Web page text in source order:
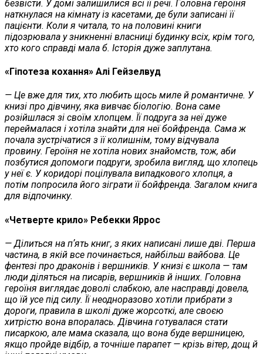
безвісти. У домі залишилися всі її речі. Головна героїня
наткнулася на кімнату із касетами, де були записані її
пацієнти. Коли я читала, то на половині книги
підозрювала у зникненні власниці будинку всіх, крім того,
хто кого справді мала б. Історія дуже заплутана.
«Гіпотеза кохання» Алі Гейзелвуд
— Це вже для тих, хто любить щось миле й романтичне. У
книзі про дівчину, яка вивчає біологію. Вона саме
розійшлася зі своїм хлопцем. Її подруга за неї дуже
переймалася і хотіла знайти для неї бойфренда. Сама ж
почала зустрічатися з її колишнім, тому відчувала
провину. Героїня не хотіла нових знайомств, тож, аби
позбутися допомоги подруги, зробила вигляд, що хлопець
у неї є. У коридорі поцілувала випадкового хлопця, а
потім попросила його зіграти її бойфренда. Загалом книга
для відпочинку.
«Четверте крило» Ребекки Яррос
— Ділиться на пʼять книг, з яких написані лише дві. Перша
частина, в якій все починається, найбільш вайбова. Це
фентезі про драконів і вершників. У книзі є школа — там
люди діляться на писарів, вершників й інших. Головна
героїня виглядає доволі слабкою, але насправді довела,
що їй усе під силу. Її неодноразово хотіли прибрати з
дороги, правила в школі дуже жорсоткі, але своєю
хитрістю вона впоралась. Дівчина готувалася стати
писаркою, але мама сказала, що вона буде вершницею,
якщо пройде відбір, а точніше парапет — крізь вітер, дощ й